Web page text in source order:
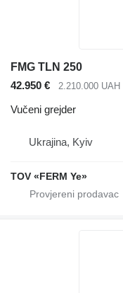
FMG TLN 250
42.950 €
2.210.000 UAH
Vučeni grejder
Ukrajina, Kyiv
TOV «FERM Ye»